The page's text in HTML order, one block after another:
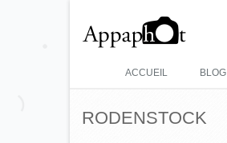
ACCUEIL BLOG
RODENSTOCK